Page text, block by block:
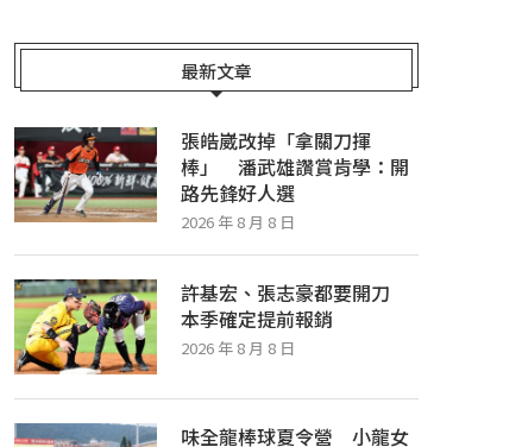
最新文章
張皓崴改掉「拿關刀揮
棒」 潘武雄讚賞肯學：開
路先鋒好人選
2026 年 8 月 8 日
許基宏、張志豪都要開刀
本季確定提前報銷
2026 年 8 月 8 日
味全龍棒球夏令營 小龍女